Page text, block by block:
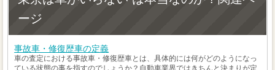
ージ
事故車・修復歴車の定義
車の査定における事故車・修復歴車とは、具体的には何がどのようになっ
ている状態の事を指すのでしょうか？自動車業界ではきちんと決まりが定